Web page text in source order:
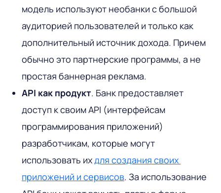
модель используют необанки с большой
аудиторией пользователей и только как
дополнительный источник дохода. Причем
обычно это партнерские программы, а не
простая баннерная реклама.
API как продукт. Банк предоставляет
доступ к своим API (интерфейсам
программирования приложений)
разработчикам, которые могут
использовать ихдля создания своих
приложений и сервисов. За использование